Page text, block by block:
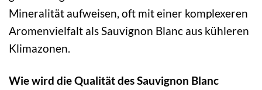
Mineralität aufweisen, oft mit einer komplexeren
Aromenvielfalt als Sauvignon Blanc aus kühleren
Klimazonen.
Wie wird die Qualität des Sauvignon Blanc